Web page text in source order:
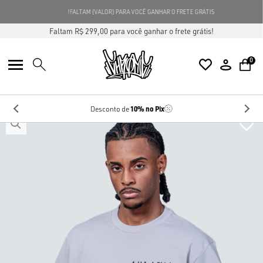
FALTAM {VALOR} PARA VOCÊ GANHAR O FRETE GRÁTIS!
Faltam R$ 299,00 para você ganhar o frete grátis!
0
Desconto de10%no Pix